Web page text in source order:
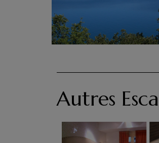
Autres